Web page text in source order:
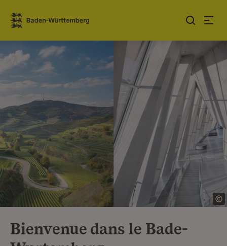
Sauter au contenu
Link zur Startseite
Bienvenue dans le Bade-